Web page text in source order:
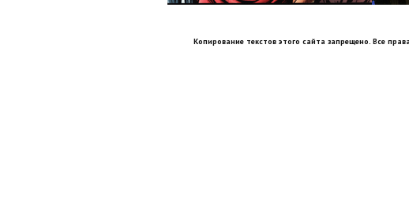
Копирование текстов этого сайта запрещено. Все